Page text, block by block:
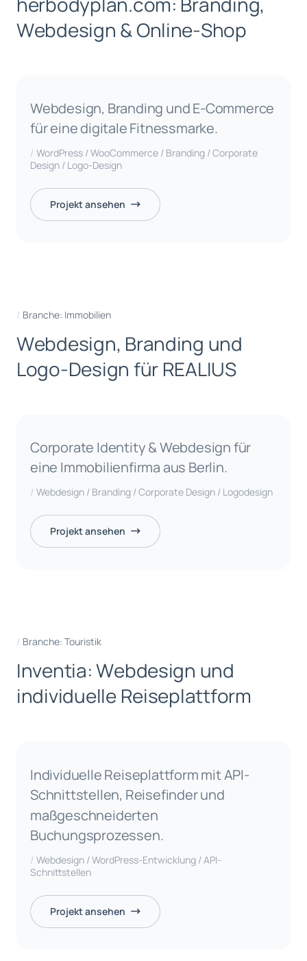
Webdesign &Online-Shop
Webdesign, Branding und E-Commerce
für eine digitale Fitnessmarke.
WordPress / WooCommerce / Branding / Corporate
Design / Logo-Design
Projekt ansehen
Branche: Immobilien
Webdesign, Branding und
Logo-Design für REALIUS
Corporate Identity & Webdesign für
eine Immobilienfirma aus Berlin.
Webdesign / Branding / Corporate Design / Logodesign
Projekt ansehen
Branche: Touristik
Inventia:Webdesign und
individuelle Reiseplattform
Individuelle Reiseplattform mit API-
Schnittstellen, Reisefinder und
maßgeschneiderten
Buchungsprozessen.
Webdesign / WordPress-Entwicklung / API-
Schnittstellen
Projekt ansehen